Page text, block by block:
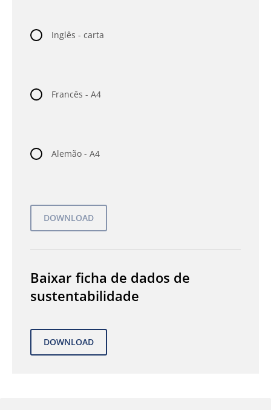
Inglês - carta
Francês - A4
Alemão - A4
Baixar ficha de dados de
sustentabilidade